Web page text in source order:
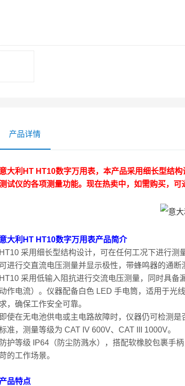
产品详情
意大利HT HT10数字万用表，本产品采用细长型结
试仪的各项测量功能。现在热卖中，如需购买，可
意大利HT HT10数字万用表产品简介
HT10 采用细长型结构设计，可在任何工况下进行
可进行交直流电压测量并显示极性，带蜂鸣器的通
HT10 采用低输入阻抗进行交流电压测量，同时具
作电流）。仪器配备白色 LED 手电筒，适用于光
求，确保工作安全可靠。
即使在无电池供电或主电路故障时，仪器仍可检测
准，测量等级为 CAT IV 600V、CAT III 1000V。
防护等级 IP64（防尘防溅水），搭配软橡胶包裹手
苛的工作场景。
产品特点